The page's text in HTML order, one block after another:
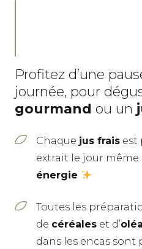
Profitez d’une
journée, pour
gourmand ou un
Chaque jus frais est
extrait le jour même
énergie
Toutes les
de céréales et d’
dans les encas